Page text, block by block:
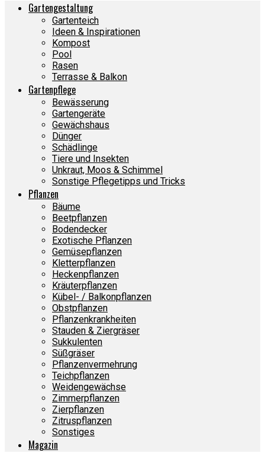
Gartengestaltung
Gartenteich
Ideen & Inspirationen
Kompost
Pool
Rasen
Terrasse & Balkon
Gartenpflege
Bewässerung
Gartengeräte
Gewächshaus
Dünger
Schädlinge
Tiere und Insekten
Unkraut, Moos & Schimmel
Sonstige Pflegetipps und Tricks
Pflanzen
Bäume
Beetpflanzen
Bodendecker
Exotische Pflanzen
Gemüsepflanzen
Kletterpflanzen
Heckenpflanzen
Kräuterpflanzen
Kübel- / Balkonpflanzen
Obstpflanzen
Pflanzenkrankheiten
Stauden & Ziergräser
Sukkulenten
Süßgräser
Pflanzenvermehrung
Teichpflanzen
Weidengewächse
Zimmerpflanzen
Zierpflanzen
Zitruspflanzen
Sonstiges
Magazin